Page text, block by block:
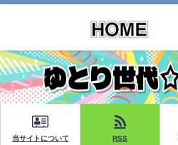
当サイトについて RSS